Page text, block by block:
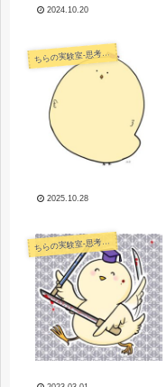
2024.10.20
ちらの実験室-思考・失敗談・リアルタイム実況等を発信します-
2025.10.28
ちらの実験室-思考・失敗談・リアルタイム実況等を発信します-